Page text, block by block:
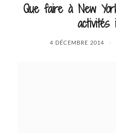
Que faire à New
activités
4 DÉCEMBRE 2014